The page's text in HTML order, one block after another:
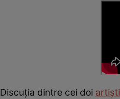
Discuția dintre cei doi artiști